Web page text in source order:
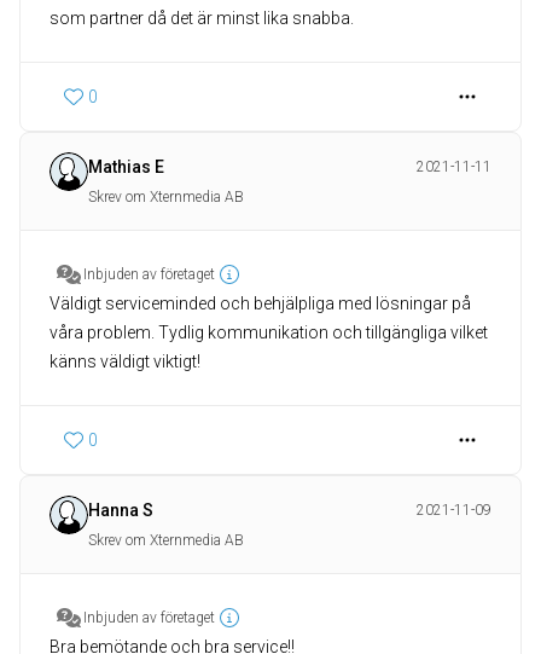
som partner då det är minst lika snabba.
0
Mathias E
2021-11-11
Skrev om Xternmedia AB
Inbjuden av företaget
Väldigt serviceminded och behjälpliga med lösningar på
våra problem. Tydlig kommunikation och tillgängliga vilket
känns väldigt viktigt!
0
Hanna S
2021-11-09
Skrev om Xternmedia AB
Inbjuden av företaget
Bra bemötande och bra service!!